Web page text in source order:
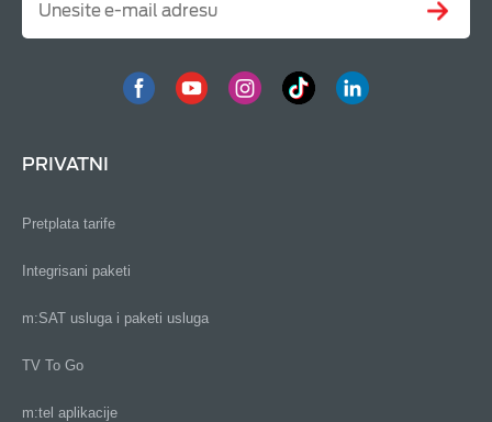
PRIVATNI
Pretplata tarife
Integrisani paketi
m:SAT usluga i paketi usluga
TV To Go
m:tel aplikacije